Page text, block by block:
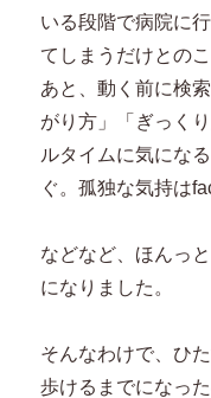
いる段階で病院に
てしまうだけとの
あと、動く前に検
がり方」「ぎっく
ルタイムに気にな
ぐ。孤独な気持は
などなど、ほんっ
になりました。
そんなわけで、ひ
歩けるまでになっ